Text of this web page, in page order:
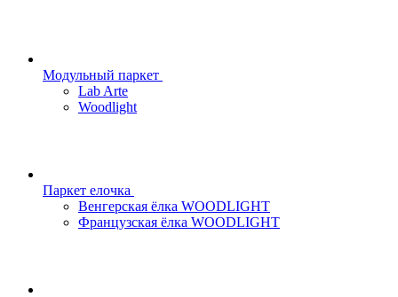
Модульный паркет
Lab Arte
Woodlight
Паркет елочка
Венгерская ёлка WOODLIGHT
Французская ёлка WOODLIGHT